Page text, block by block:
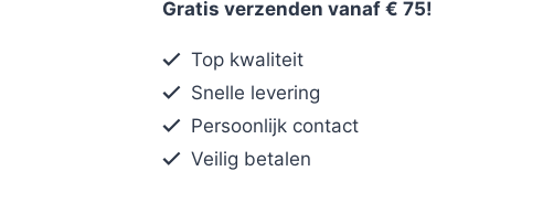
Gratis verzenden vanaf € 75!
Top kwaliteit
Snelle levering
Persoonlijk contact
Veilig betalen